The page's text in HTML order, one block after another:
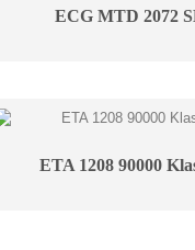
ECG MTD 2072
ETA 1208 90000